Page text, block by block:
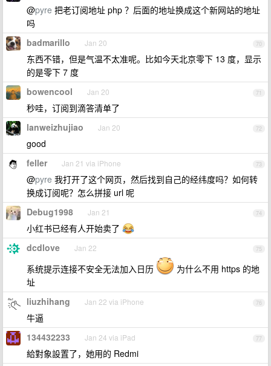
@pyre 把老订阅地址 php ？后面的地址换成这个新网站的地址
吗
70
badmarillo Jan 20
东西不错，但是气温不太准呢。比如今天北京零下 13 度，显示
的是零下 7 度
71
bowencool Jan 20
秒哇，订阅到滴答清单了
72
lanweizhujiao Jan 20
good
73
feller Jan 21 via iPhone
@pyre 我打开了这个网页，然后找到自己的经纬度吗？如何转
换成订阅呢？怎么拼接 url 呢
74
Debug1998 Jan 21
小红书已经有人开始卖了
75
dcdlove Jan 22
系统提示连接不安全无法加入日历
为什么不用 https 的地
址
76
liuzhihang Jan 22 via iPhone
牛逼
77
134432233 Jan 24 via iPad
給對象設置了，她用的 Redmi